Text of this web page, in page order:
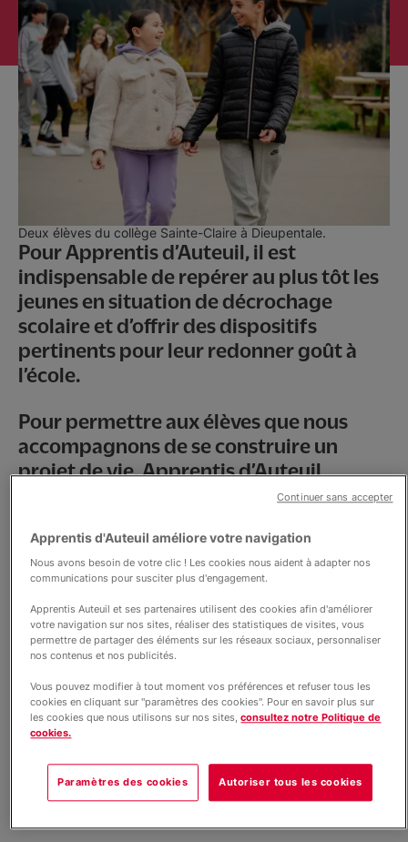
Nous rejoindre
Actualités
Contact
Deux élèves du collège Sainte-Claire à Dieupentale.
Pour Apprentis d’Auteuil, il est
indispensable de repérer au plus tôt les
jeunes en situation de décrochage
scolaire et d’offrir des dispositifs
pertinents pour leur redonner goût à
l’école.
Pour permettre aux élèves que nous
accompagnons de se construire un
projet de vie, Apprentis d’Auteuil
propose des solutions alliant approche
Les écoles, collèges lycées et dispositifs
que nous mettons en œuvre offrent une
réponse complète aux problèmes
qu’élèves et familles peuvent
rencontrer.
Nos engagements pour lutter
contre le décrochage scolaire
Former et éduquer dans un même cadre
Apprentis d'Auteuil améliore votre navigation
Nous avons besoin de votre clic ! Les cookies nous aident à adapter nos
communications pour susciter plus d'engagement.
Apprentis Auteuil et ses partenaires utilisent des cookies afin d'améliorer
votre navigation sur nos sites, réaliser des statistiques de visites, vous
permettre de partager des éléments sur les réseaux sociaux, personnaliser
nos contenus et nos publicités.
Vous pouvez modifier à tout moment vos préférences et refuser tous les
cookies en cliquant sur "paramètres des cookies". Pour en savoir plus sur
les cookies que nous utilisons sur nos sites,consultez notre Politique de
cookies.
Paramètres des cookies Autoriser tous les cookies
Continuer sans accepter